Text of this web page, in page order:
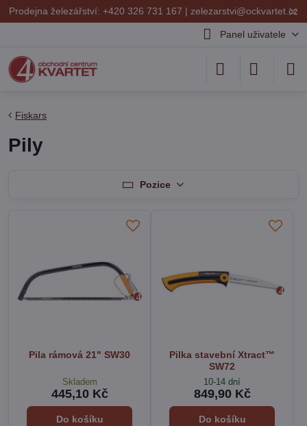
✕
Prodejna železářství: +420 326 731 167 | zelezarstvi@ockvartet.cz
Panel uživatele
Fiskars
Pily
Pozice
Pila rámová 21" SW30
Skladem
445,10 Kč
Do košíku
Pilka stavební Xtract™
SW72
10-14 dní
849,90 Kč
Do košíku